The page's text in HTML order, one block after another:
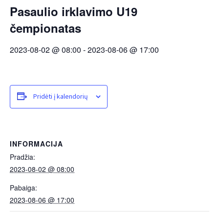
Pasaulio irklavimo U19
čempionatas
2023-08-02 @ 08:00 -2023-08-06 @ 17:00
Pridėti į kalendorių
INFORMACIJA
Pradžia:
2023-08-02 @ 08:00
Pabaiga:
2023-08-06 @ 17:00